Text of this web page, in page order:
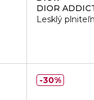
DIOR
Lesklý
30%